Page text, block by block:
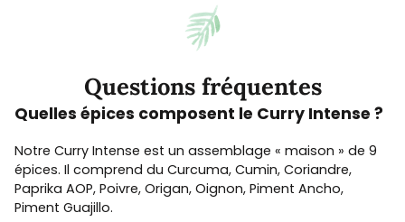
Questions fréquentes
Quelles épices composent le Curry Intense ?
Notre Curry Intense est un assemblage « maison » de 9
épices. Il comprend du Curcuma, Cumin, Coriandre,
Paprika AOP, Poivre, Origan, Oignon, Piment Ancho,
Piment Guajillo.